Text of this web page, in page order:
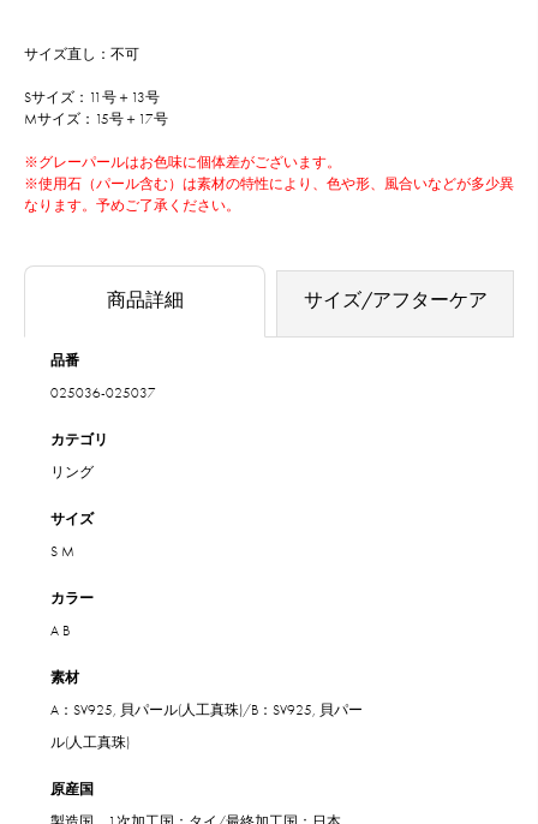
サイズ直し：不可
Sサイズ：11号＋13号
Mサイズ：15号＋17号
※グレーパールはお色味に個体差がございます。
※使用石（パール含む）は素材の特性により、色や形、風合いなどが多少異
なります。予めご了承ください。
商品詳細 サイズ/アフターケア
品番
025036-025037
カテゴリ
リング
サイズ
S M
カラー
A B
素材
A：SV925, 貝パール(人工真珠)/B：SV925, 貝パー
ル(人工真珠)
原産国